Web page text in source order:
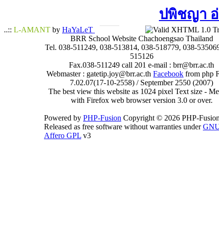
ปพิชญา​ อ่
..:: L-AMANT by HaYaLeT
BRR School Website Chachoengsao Thailand
Tel. 038-511249, 038-513814, 038-518779, 038-
515126
Fax.038-511249 call 201 e-mail : brr@brr.ac.th
Webmaster : gatetip.joy@brr.ac.thFacebook from php
7.02.07(17-10-2558) / September 2550 (2007)
The best view this website as 1024 pixel Text size -
with Firefox web browser version 3.0 or over.
Powered by PHP-Fusion Copyright © 2026 PHP-
Released as free software without warranties under
Affero GPL v3